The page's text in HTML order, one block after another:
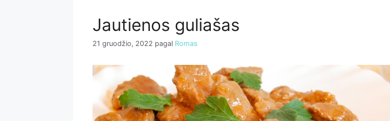
Jautienos guliašas
21 gruodžio, 2022 pagal Romas